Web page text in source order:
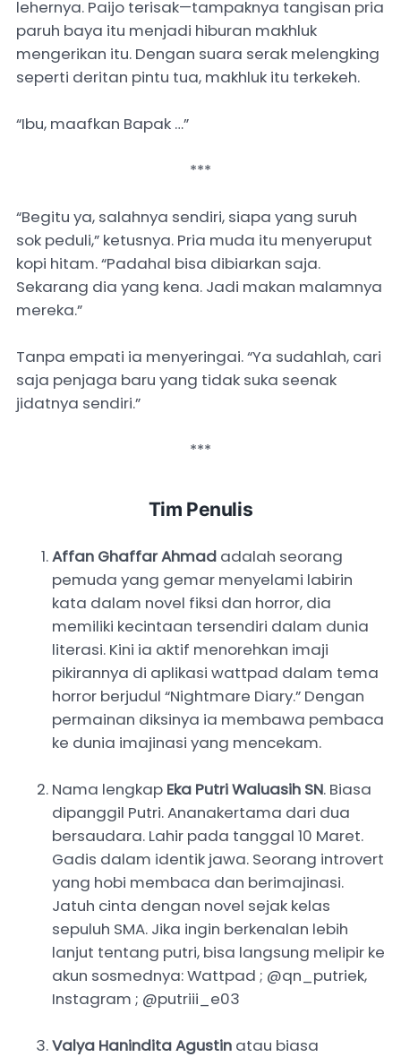
lehernya. Paijo terisak—tampaknya tangisan pria
paruh baya itu menjadi hiburan makhluk
mengerikan itu. Dengan suara serak melengking
seperti deritan pintu tua, makhluk itu terkekeh.
“Ibu, maafkan Bapak …”
***
“Begitu ya, salahnya sendiri, siapa yang suruh
sok peduli,” ketusnya. Pria muda itu menyeruput
kopi hitam. “Padahal bisa dibiarkan saja.
Sekarang dia yang kena. Jadi makan malamnya
mereka.”
Tanpa empati ia menyeringai. “Ya sudahlah, cari
saja penjaga baru yang tidak suka seenak
jidatnya sendiri.”
***
Tim Penulis
Affan Ghaffar Ahmad adalah seorang
pemuda yang gemar menyelami labirin
kata dalam novel fiksi dan horror, dia
memiliki kecintaan tersendiri dalam dunia
literasi. Kini ia aktif menorehkan imaji
pikirannya di aplikasi wattpad dalam tema
horror berjudul “Nightmare Diary.” Dengan
permainan diksinya ia membawa pembaca
ke dunia imajinasi yang mencekam.
Nama lengkap Eka Putri Waluasih SN. Biasa
dipanggil Putri. Ananakertama dari dua
bersaudara. Lahir pada tanggal 10 Maret.
Gadis dalam identik jawa. Seorang introvert
yang hobi membaca dan berimajinasi.
Jatuh cinta dengan novel sejak kelas
sepuluh SMA. Jika ingin berkenalan lebih
lanjut tentang putri, bisa langsung melipir ke
akun sosmednya: Wattpad ; @qn_putriek,
Instagram ; @putriii_e03
Valya Hanindita Agustin atau biasa